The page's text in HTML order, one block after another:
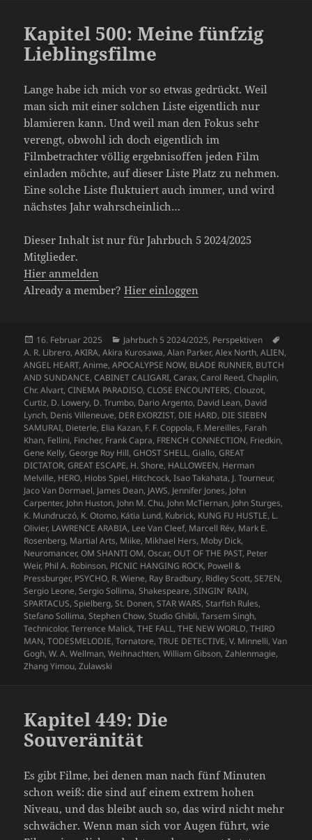
Kapitel 500: Meine fünfzig
Lieblingsfilme
Lange habe ich mich vor so etwas gedrückt. Weil
man sich mit einer solchen Liste eigentlich nur
blamieren kann. Und weil man den Fokus sehr
verengt, obwohl ich doch eigentlich im
Filmbetrachter völlig ergebnisoffen jeden Film
einladen möchte, auf dieser Liste Platz zu nehmen.
Eine solche Liste fluktuiert auch immer, und wird
nächstes Jahr wahrscheinlich…
Dieser Inhalt ist nur für Jahrbuch 5 2024/2025
Mitglieder.
Hier anmelden
Already a member?Hier einloggen
Veröffentlicht
am
16. Februar 2025 Kategorien
Jahrbuch 5 2024/2025, Perspektiven
A. R. Librero,AKIRA,Akira Kurosawa,Alan Parker,Alex North,ALIEN,
ANGEL HEART,Anime,APOCALYPSE NOW, BLADE RUNNER, BUTCH
AND SUNDANCE,CABINET CALIGARI,Carax,Carol Reed,Chaplin,
Chr. Alvart,CINEMA PARADISO,CLOSE ENCOUNTERS,Clouzot,
Curtiz, D. Lowery, D. Trumbo, Dario Argento, David Lean, David
Lynch, Denis Villeneuve, DER EXORZIST, DIE HARD, DIE SIEBEN
SAMURAI, Dieterle, Elia Kazan, F. F. Coppola, F. Mereilles, Farah
Khan, Fellini, Fincher, Frank Capra, FRENCH CONNECTION, Friedkin,
Gene Kelly,George Roy Hill,GHOST SHELL,Giallo,GREAT
DICTATOR,GREAT ESCAPE, H. Shore, HALLOWEEN, Herman
Melville, HERO, Hiobs Spiel, Hitchcock,Isao Takahata, J. Tourneur,
Jaco Van Dormael, James Dean, JAWS, Jennifer Jones, John
Carpenter, John Huston, John M. Chu, John McTiernan, John Sturges,
K. Mundruczó, K. Otomo, Kátia Lund, Kubrick, KUNG FU HUSTLE, L.
Olivier, LAWRENCE ARABIA, Lee Van Cleef, Marcell Rév, Mark E.
Rosenberg, Martial Arts, Miike, Mikhael Hers, Moby Dick,
Neuromancer,OM SHANTI OM,Oscar,OUT OF THE PAST, Peter
Weir, Phil A. Robinson, PICNIC HANGING ROCK, Powell &
Pressburger, PSYCHO, R. Wiene, Ray Bradbury, Ridley Scott,SE7EN,
Sergio Leone,Sergio Sollima,Shakespeare,SINGIN' RAIN,
SPARTACUS,Spielberg,St. Donen,STAR WARS,Starfish Rules,
Stefano Sollima,Stephen Chow,Studio Ghibli,Tarsem Singh,
Technicolor,Terrence Malick,THE FALL,THE NEW WORLD,THIRD
MAN,TODESMELODIE,Tornatore,TRUE DETECTIVE,V. Minnelli,Van
Gogh,W. A. Wellman,Weihnachten,William Gibson,Zahlenmagie,
Zhang Yimou,Zulawski
Kapitel 449: Die
Souveränität
Es gibt Filme, bei denen man nach fünf Minuten
schon weiß: die sind auf einem extrem hohen
Niveau, und das bleibt auch so, das wird nicht mehr
schwächer. Wenn man sich vor Augen führt, wie